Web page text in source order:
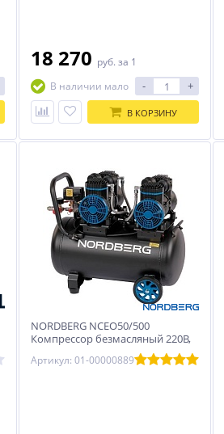
18 270 руб. за 1
В наличии мало
- +
В КОРЗИНУ
NORDBERG NCEO50/500
Компрессор безмасляный 220В,
ресивер 50л, 500 л/мин
Артикул: 01-00000889